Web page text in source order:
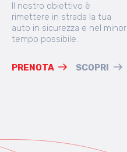
Il nostro obiettivo è
rimettere in strada la tua
auto in sicurezza e nel minor
tempo possibile.
PRENOTA SCOPRI